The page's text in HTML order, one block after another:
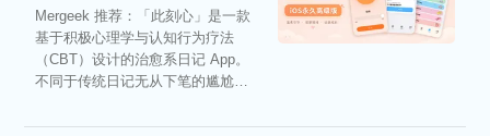
Mergeek 推荐：「此刻心」是一款
基于积极心理学与认知行为疗法
（CBT）设计的治愈系日记 App。
不同于传统日记无从下笔的尴尬，